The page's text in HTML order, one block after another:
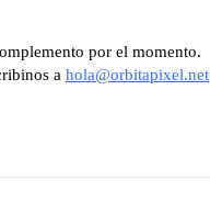
por el momento.
a hola@orbitapixel.net